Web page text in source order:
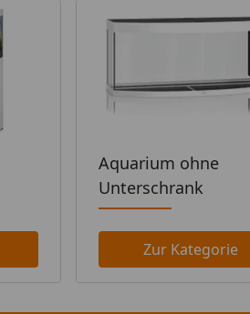
Aquarium ohne
Unterschrank
Zur Kategorie